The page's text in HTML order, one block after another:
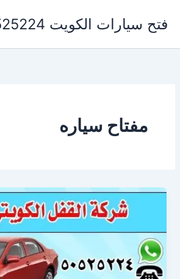
المحتوى
فتح سيارات الكويت 50525224
مفتاح سياره